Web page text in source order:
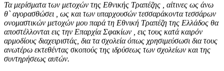
Τα μερίσματα των μετοχών της Εθνικής Τραπέζης , αίτινες ως άνω
θ` αγορασθώσει , ως και των υπαρχουσών τεσσαράκοντα τεσσάρων
ονομαστικών μετοχών μου παρά τη Εθνική Τραπέζη της Ελλάδος θα
αποστέλλονται εις την Επαρχία Σφακίων , εις τους κατά καιρόν
αρμοδίους διαχειριστάς, δια τα σχολεία όπως χρησιμεύσωσι δια τους
ανωτέρω εκτεθέντας σκοπούς της ιδρύσεως των σχολείων και της
συντηρήσεως αυτών.